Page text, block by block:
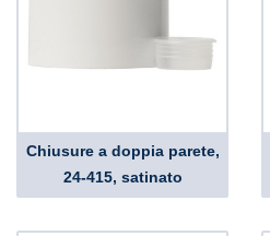
Chiusure a doppia parete,
24-415, satinato